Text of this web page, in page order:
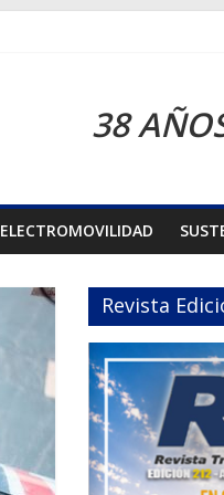
38
ELECTROMOVILIDAD
Revista